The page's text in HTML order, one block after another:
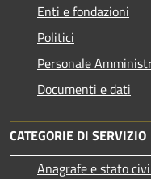
Enti e fondazioni
Politici
Personale
Documenti e dati
CATEGORIE DI SERVIZIO
Anagrafe e stato